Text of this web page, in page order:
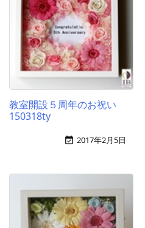
教室開設５周年のお祝い
150318ty
 2017年2月5日